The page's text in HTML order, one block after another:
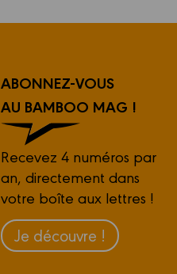
ABONNEZ-VOUS
AU BAMBOO MAG !
Recevez 4 numéros par
an, directement dans
votre boîte aux lettres !
Je découvre !